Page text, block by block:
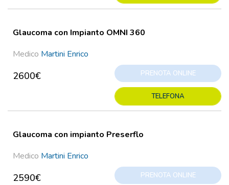
Glaucoma con Impianto OMNI 360
Medico Martini Enrico
2600€ PRENOTA ONLINE
TELEFONA
Glaucoma con impianto Preserflo
Medico Martini Enrico
2590€ PRENOTA ONLINE